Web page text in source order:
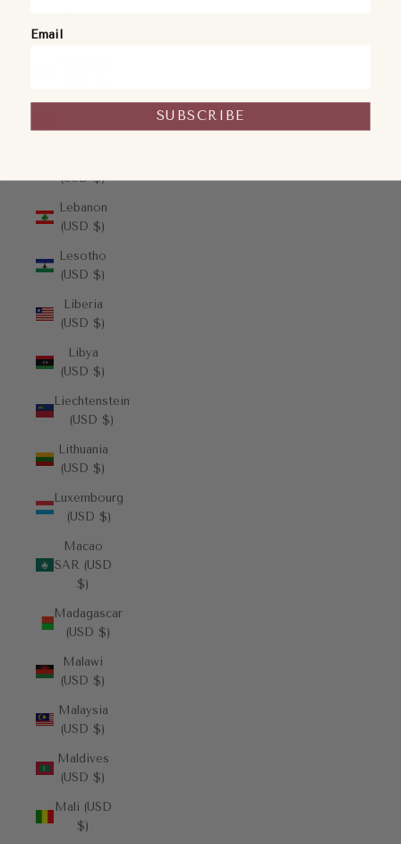
(USD $)
(USD $)
(USD $)
Lebanon
(USD $)
Lesotho
(USD $)
Liberia
(USD $)
Libya
(USD $)
Liechtenstein
(USD $)
Lithuania
(USD $)
Luxembourg
(USD $)
Macao
SAR (USD
$)
Madagascar
(USD $)
Malawi
(USD $)
Malaysia
(USD $)
Maldives
(USD $)
Mali (USD
$)
Email
SUBSCRIBE